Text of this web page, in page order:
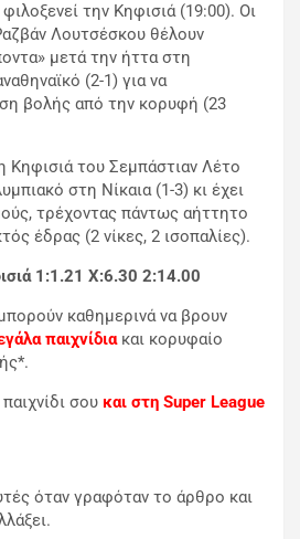
την Κηφισιά (19:00). Οι
Λουτσέσκου θέλουν
μετά την ήττα στη
(2-1) για να
βολής από την κορυφή (23
Κηφισιά του Σεμπάστιαν Λέτο
στη Νίκαια (1-3) κι έχει
τρέχοντας πάντως αήττητο
έδρας (2 νίκες, 2 ισοπαλίες).
1:1.21 X:6.30 2:14.00
καθημερινά να βρουν
παιχνίδια και κορυφαίο
σου και στη Super League
όταν γραφόταν το άρθρο και